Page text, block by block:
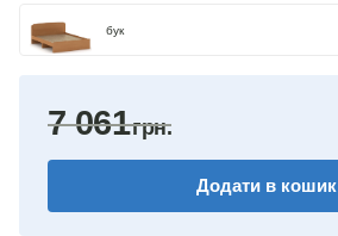
бук
горіх
венге комбіноване
7 061
Додати в кошик